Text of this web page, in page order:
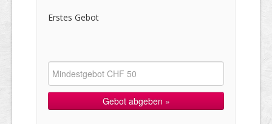
Erstes Gebot